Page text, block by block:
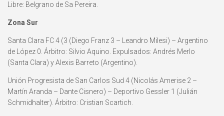
Libre: Belgrano de Sa Pereira.
Zona Sur
Santa Clara FC 4 (3 (Diego Franz 3 – Leandro Milesi) – Argentino
de López 0. Árbitro: Silvio Aquino. Expulsados: Andrés Merlo
(Santa Clara) y Alexis Barreto (Argentino).
Unión Progresista de San Carlos Sud 4 (Nicolás Amerise 2 –
Martín Aranda – Dante Cisnero) – Deportivo Gessler 1 (Julián
Schmidhalter). Árbitro: Cristian Scartich.